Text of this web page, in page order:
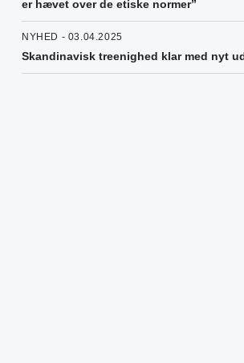
er hævet over de etiske normer”
NYHED - 03.04.2025
Skandinavisk treenighed klar med nyt